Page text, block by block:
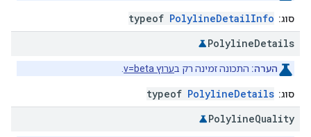
סוג: typeof PolylineDetailInfo
PolylineDetails
הערה: התכונה זמינה רק בערוץ v=beta .
סוג: typeof PolylineDetails
PolylineQuality